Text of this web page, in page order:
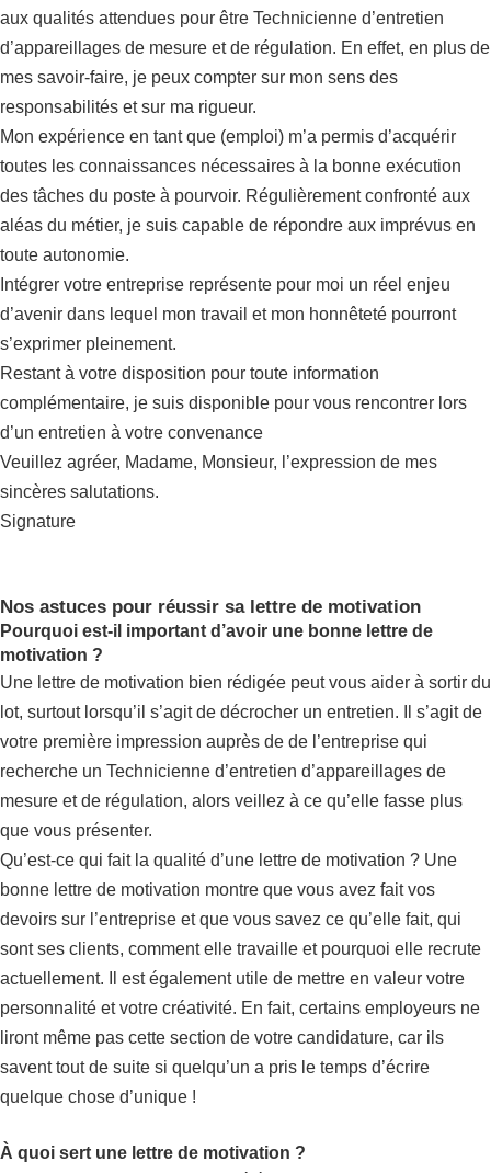
aux qualités attendues pour être Technicienne d’entretien
d’appareillages de mesure et de régulation. En effet, en plus de
mes savoir-faire, je peux compter sur mon sens des
responsabilités et sur ma rigueur.
Mon expérience en tant que (emploi) m’a permis d’acquérir
toutes les connaissances nécessaires à la bonne exécution
des tâches du poste à pourvoir. Régulièrement confronté aux
aléas du métier, je suis capable de répondre aux imprévus en
toute autonomie.
Intégrer votre entreprise représente pour moi un réel enjeu
d’avenir dans lequel mon travail et mon honnêteté pourront
s’exprimer pleinement.
Restant à votre disposition pour toute information
complémentaire, je suis disponible pour vous rencontrer lors
d’un entretien à votre convenance
Veuillez agréer, Madame, Monsieur, l’expression de mes
sincères salutations.
Signature
Nos astuces pour réussir sa lettre de motivation
Pourquoi est-il important d’avoir une bonne lettre de
motivation ?
Une lettre de motivation bien rédigée peut vous aider à sortir du
lot, surtout lorsqu’il s’agit de décrocher un entretien. Il s’agit de
votre première impression auprès de de l’entreprise qui
recherche un Technicienne d’entretien d’appareillages de
mesure et de régulation, alors veillez à ce qu’elle fasse plus
que vous présenter.
Qu’est-ce qui fait la qualité d’une lettre de motivation ? Une
bonne lettre de motivation montre que vous avez fait vos
devoirs sur l’entreprise et que vous savez ce qu’elle fait, qui
sont ses clients, comment elle travaille et pourquoi elle recrute
actuellement. Il est également utile de mettre en valeur votre
personnalité et votre créativité. En fait, certains employeurs ne
liront même pas cette section de votre candidature, car ils
savent tout de suite si quelqu’un a pris le temps d’écrire
quelque chose d’unique !
À quoi sert une lettre de motivation ?